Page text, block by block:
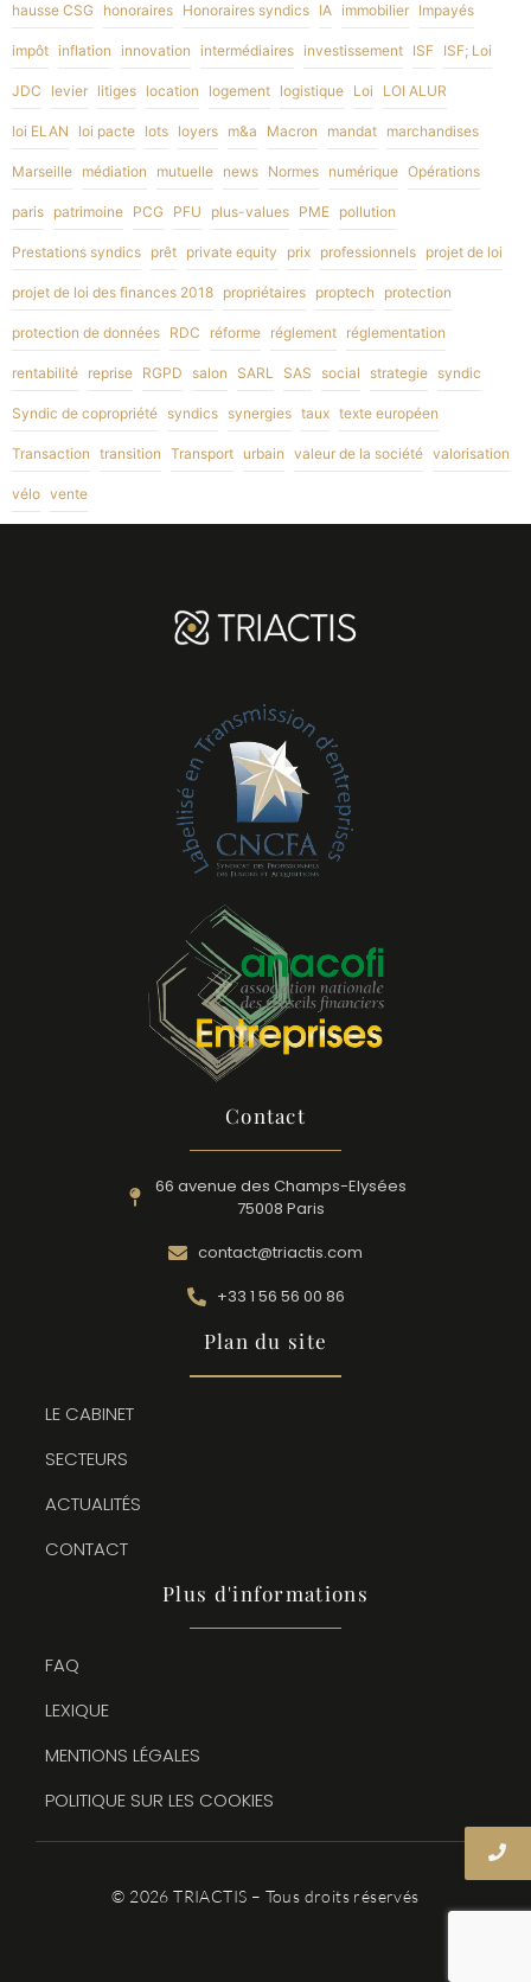
hausse CSG honoraires Honoraires syndics IA immobilier Impayés
impôt inflation innovation intermédiaires investissement ISF ISF; Loi
JDC levier litiges location logement logistique Loi LOI ALUR
loi ELAN loi pacte lots loyers m&a Macron mandat marchandises
Marseille médiation mutuelle news Normes numérique Opérations
paris patrimoine PCG PFU plus-values PME pollution
Prestations syndics prêt private equity prix professionnels projet de loi
projet de loi des finances 2018 propriétaires proptech protection
protection de données RDC réforme réglement réglementation
rentabilité reprise RGPD salon SARL SAS social strategie syndic
Syndic de copropriété syndics synergies taux texte européen
Transaction transition Transport urbain valeur de la société valorisation
vélo vente
Contact
66 avenue des Champs-Elysées
75008 Paris
contact@triactis.com
+33 1 56 56 00 86
Plan du site
LE CABINET
SECTEURS
ACTUALITÉS
CONTACT
Plus d'informations
FAQ
LEXIQUE
MENTIONS LÉGALES
POLITIQUE SUR LES COOKIES
© 2026 TRIACTIS – Tous droits réservés